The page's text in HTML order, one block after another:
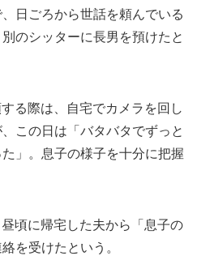
日ごろから世話を頼んでいる
のシッターに長男を預けたと
る際は、自宅でカメラを回し
この日は「バタバタでずっと
」。息子の様子を十分に把握
頃に帰宅した夫から「息子の
を受けたという。